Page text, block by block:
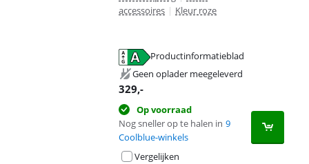
accessoires | Kleur roze
Productinformatieblad
Geen oplader meegeleverd
329,-
Op voorraad
Nog sneller op te halen in 9
Coolblue-winkels
Vergelijken